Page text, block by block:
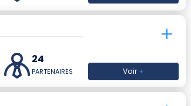
24
PARTENAIRES Voir+